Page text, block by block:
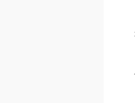
3
4